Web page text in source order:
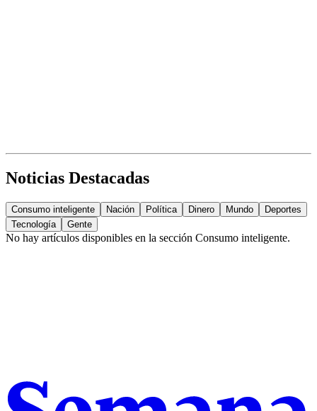
Noticias Destacadas
Consumo inteligente Nación Política Dinero Mundo
Deportes
Tecnología
Gente
No hay artículos disponibles en la sección Consumo inteligente.